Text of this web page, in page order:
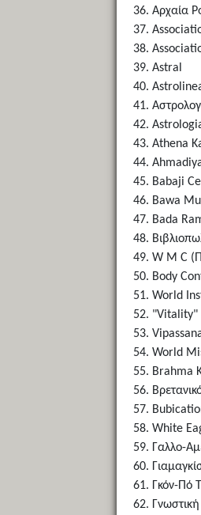
Αρχαία
Astral
Athena
Babaji
Bawa
Bada
W M C
Body
World
"Vitality"
World
Brahma
White
Γαλλο-
Γκόν-Πό